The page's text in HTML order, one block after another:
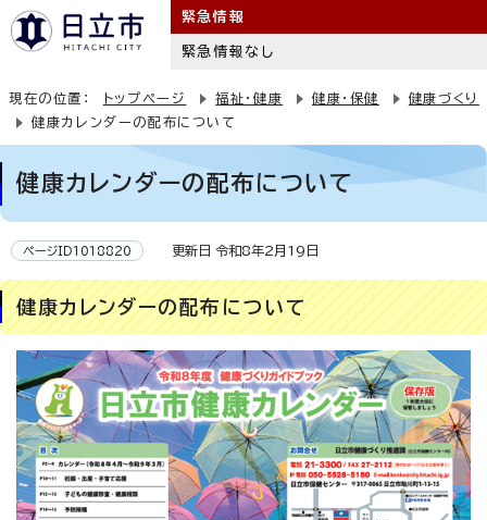
緊急情報
緊急情報なし
現在の位置： トップページ 福祉・健康 健康・保健
健康づくり
健康カレンダーの配布について
健康カレンダーの配布について
ページID1018820 更新日 令和8年2月19日
健康カレンダーの配布について